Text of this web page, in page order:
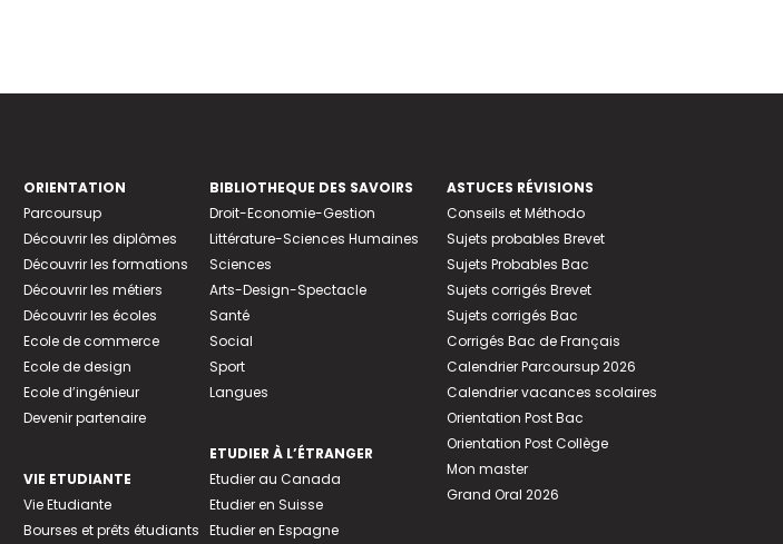
ORIENTATION
Parcoursup
Découvrir les diplômes
Découvrir les formations
Découvrir les métiers
Découvrir les écoles
Ecole de commerce
Ecole de design
Ecole d’ingénieur
Devenir partenaire
VIE ETUDIANTE
Vie Etudiante
Bourses et prêts étudiants
BIBLIOTHEQUE DES SAVOIRS
Droit-Economie-Gestion
Littérature-Sciences Humaines
Sciences
Arts-Design-Spectacle
Santé
Social
Sport
Langues
ETUDIER À L’ÉTRANGER
Etudier au Canada
Etudier en Suisse
Etudier en Espagne
ASTUCES RÉVISIONS
Conseils et Méthodo
Sujets probables Brevet
Sujets Probables Bac
Sujets corrigés Brevet
Sujets corrigés Bac
Corrigés Bac de Français
Calendrier Parcoursup 2026
Calendrier vacances scolaires
Orientation Post Bac
Orientation Post Collège
Mon master
Grand Oral 2026